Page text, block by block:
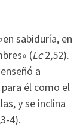
sabiduría, en
(Lc2,52).
a
él como el
y se inclina
4).